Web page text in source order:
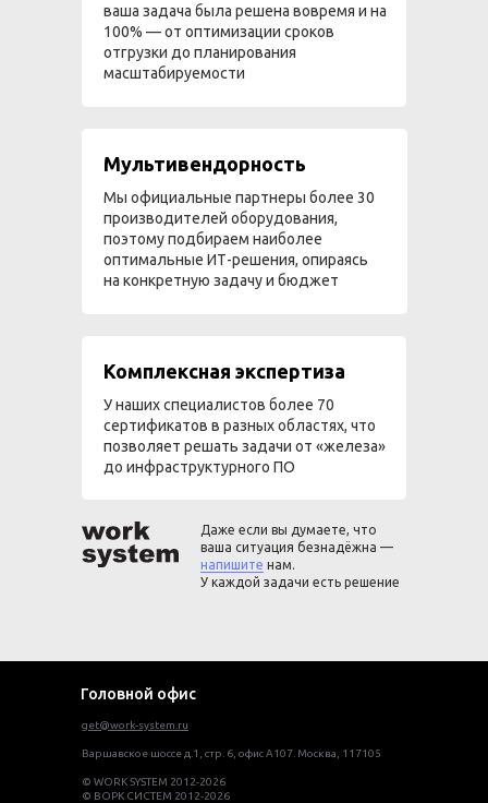
Мультивендорность
Мы официальные партнеры более 30
производителей оборудования,
поэтому подбираем наиболее
оптимальные ИТ-решения, опираясь
на конкретную задачу и бюджет
Комплексная экспертиза
У наших специалистов более 70
сертификатов в разных областях, что
позволяет решать задачи от «железа»
до инфраструктурного ПО
ваша задача была решена вовремя и на
100% — от оптимизации сроков
отгрузки до планирования
масштабируемости
Даже если вы думаете, что
ваша ситуация безнадёжна —
напишите нам.
У каждой задачи есть решение
get@work-system.ru
Варшавское шоссе д.1, стр. 6, офис А107. Москва, 117105
© WORK SYSTEM 2012-2026
© ВОРК СИСТЕМ 2012-2026
Головной офис